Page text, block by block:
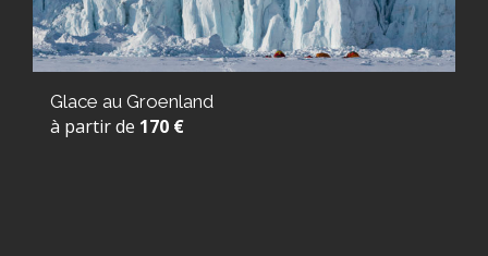
Glace au Groenland
à partir de 170 €